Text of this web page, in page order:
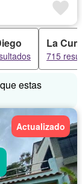
La
715
estas
Actualizado